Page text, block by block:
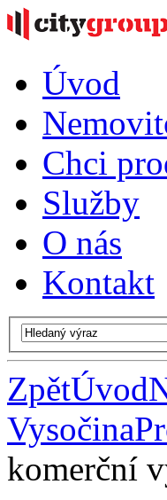
Úvod
Chci
Služby
O nás
Kontakt
ZpětÚvod
Vysočina
komerční